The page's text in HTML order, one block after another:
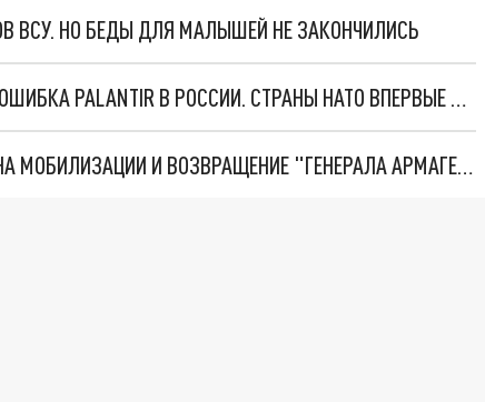
ВСУ. НО БЕДЫ ДЛЯ МАЛЫШЕЙ НЕ ЗАКОНЧИЛИСЬ
"ОЧЕНЬ ПЛОХИЕ НОВОСТИ": БОЛЬШАЯ ОШИБКА PALANTIR В РОССИИ. СТРАНЫ НАТО ВПЕРВЫЕ ЗА СВО ОСТАНОВИЛИ ПОСТАВКИ ОРУЖИЯ. ВСУ ТЕРЯЮТ ПРИГРАНИЧЬЕ?
ТРИ ГЛАВНЫХ ИНСАЙДА ОБ СВО. ОТМЕНА МОБИЛИЗАЦИИ И ВОЗВРАЩЕНИЕ "ГЕНЕРАЛА АРМАГЕДДОНА"? ОТЛИЧНЫЕ НОВОСТИ, КОТОРЫЕ ЖДАЛИ ВСЕ